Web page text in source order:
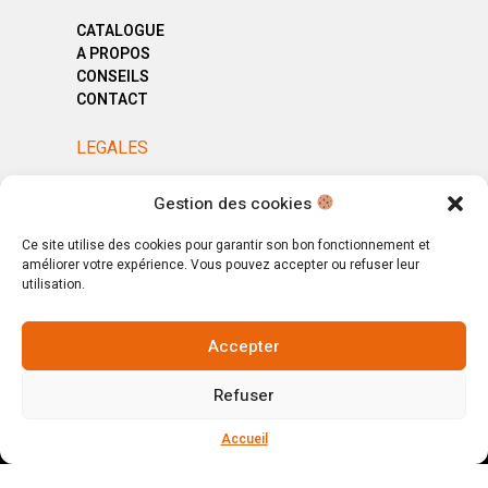
Gestion des cookies
Ce site utilise des cookies pour garantir son bon fonctionnement et
améliorer votre expérience. Vous pouvez accepter ou refuser leur
utilisation.
Accepter
Refuser
Accueil
CATALOGUE
A PROPOS
CONSEILS
CONTACT
LEGALES
MENTIONS LÉGALES
CGV
© Copyright 2025. All Rights Reserved.
Votre magasin, votre intérieur.